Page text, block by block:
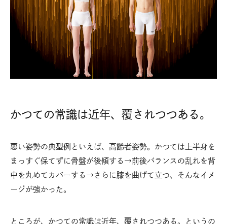
かつての常識は近年、覆されつつある。
悪い姿勢の典型例といえば、高齢者姿勢。かつては上半身を
まっすぐ保てずに骨盤が後傾する→前後バランスの乱れを背
中を丸めてカバーする→さらに膝を曲げて立つ、そんなイメ
ージが強かった。
ところが、かつての常識は近年、覆されつつある。というの